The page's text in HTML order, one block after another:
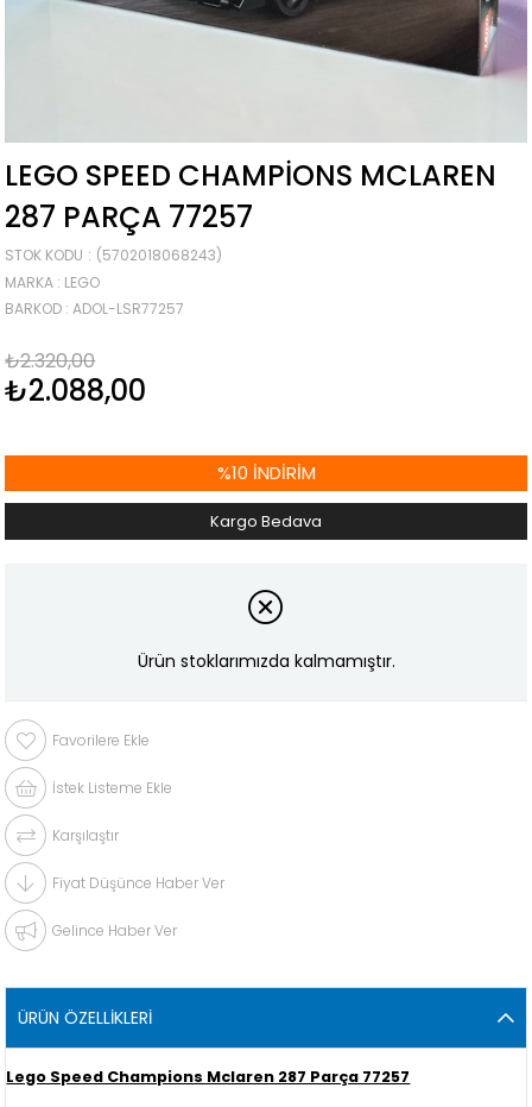
LEGO SPEED CHAMPIONS MCLAREN
287 PARÇA 77257
STOK KODU
(5702018068243)
MARKA : LEGO
BARKOD : ADOL-LSR77257
₺2.320,00
₺2.088,00
%10 İNDIRIM
Kargo Bedava
Ürün stoklarımızda kalmamıştır.
Favorilere Ekle
İstek Listeme Ekle
Karşılaştır
Fiyat Düşünce Haber Ver
Gelince Haber Ver
ÜRÜN ÖZELLIKLERI
Lego Speed Champions Mclaren 287 Parça 77257